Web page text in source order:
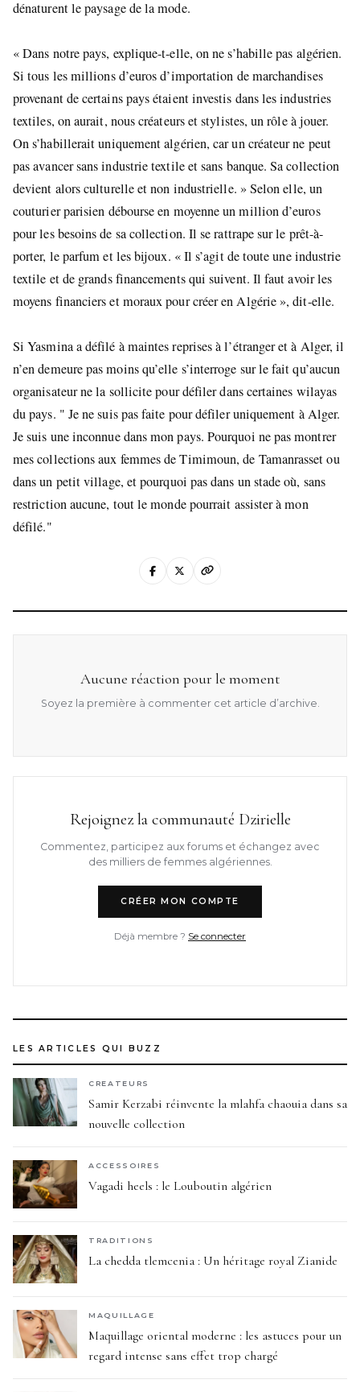
dénaturent le paysage de la mode.
« Dans notre pays, explique-t-elle, on ne s’habille pas algérien.
Si tous les millions d’euros d’importation de marchandises
provenant de certains pays étaient investis dans les industries
textiles, on aurait, nous créateurs et stylistes, un rôle à jouer.
On s’habillerait uniquement algérien, car un créateur ne peut
pas avancer sans industrie textile et sans banque. Sa collection
devient alors culturelle et non industrielle. » Selon elle, un
couturier parisien débourse en moyenne un million d’euros
pour les besoins de sa collection. Il se rattrape sur le prêt-à-
porter, le parfum et les bijoux. « Il s’agit de toute une industrie
textile et de grands financements qui suivent. Il faut avoir les
moyens financiers et moraux pour créer en Algérie », dit-elle.
Si Yasmina a défilé à maintes reprises à l’étranger et à Alger, il
n’en demeure pas moins qu’elle s’interroge sur le fait qu’aucun
organisateur ne la sollicite pour défiler dans certaines wilayas
du pays. " Je ne suis pas faite pour défiler uniquement à Alger.
Je suis une inconnue dans mon pays. Pourquoi ne pas montrer
mes collections aux femmes de Timimoun, de Tamanrasset ou
dans un petit village, et pourquoi pas dans un stade où, sans
restriction aucune, tout le monde pourrait assister à mon
défilé."
Aucune réaction pour le moment
Soyez la première à commenter cet article d’archive.
Rejoignez la communauté Dzirielle
Commentez, participez aux forums et échangez avec
des milliers de femmes algériennes.
CRÉER MON COMPTE
Déjà membre ? Se connecter
LES ARTICLES QUI BUZZ
CREATEURS
Samir Kerzabi réinvente la mlahfa chaouia dans sa
nouvelle collection
ACCESSOIRES
Vagadi heels : le Louboutin algérien
TRADITIONS
La chedda tlemcenia : Un héritage royal Zianide
MAQUILLAGE
Maquillage oriental moderne : les astuces pour un
regard intense sans effet trop chargé